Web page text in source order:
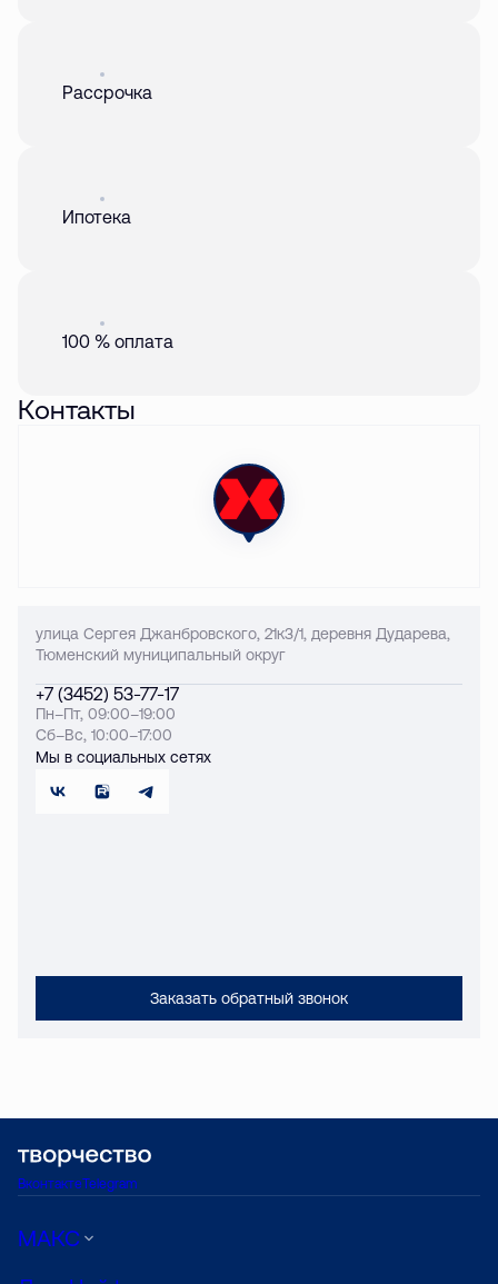
Рассрочка
Ипотека
100 % оплата
Контакты
улица Сергея Джанбровского, 21к3/1, деревня Дударева,
Тюменский муниципальный округ
+7 (3452) 53-77-17
Пн–Пт, 09:00–19:00
Сб–Вс, 10:00–17:00
Мы в социальных сетях
Заказать обратный звонок
ВконтактеTelegram
МАКС